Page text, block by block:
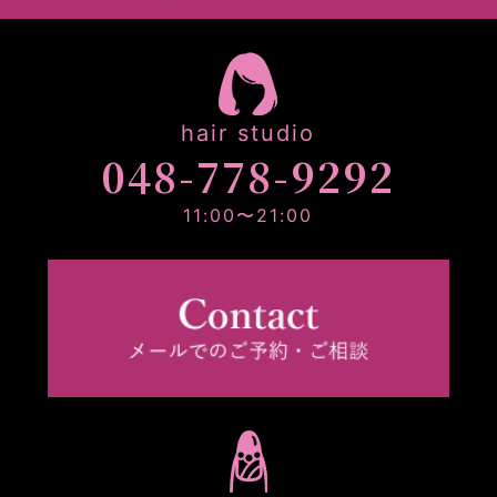
hair studio
048-778-9292
11:00〜21:00